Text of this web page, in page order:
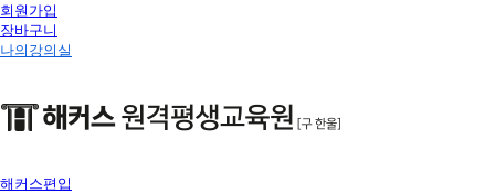
회원가입
장바구니
나의강의실
해커스편입